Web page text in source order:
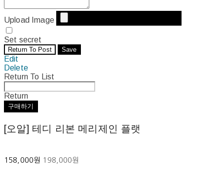
Upload Image
Set secret
Return To Post Save
Edit
Delete
Return To List
Return
구매하기
[오알] 테디 리본 메리제인 플랫
158,000원 198,000원